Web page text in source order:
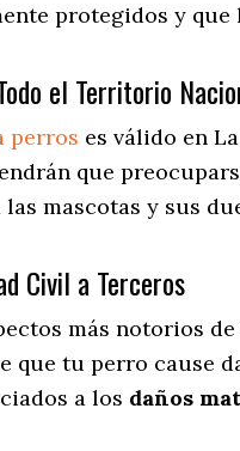
protegidos y
el Territorio
perros es válido en
que
mascotas y sus
Civil a Terceros
más notorios
que tu perro cause
a los daños